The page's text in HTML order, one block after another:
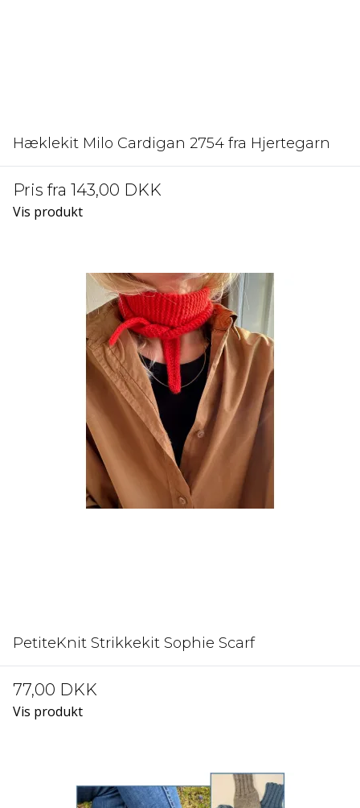
Hæklekit Milo Cardigan 2754 fra Hjertegarn
Pris fra 143,00 DKK
Vis produkt
PetiteKnit Strikkekit Sophie Scarf
77,00 DKK
Vis produkt